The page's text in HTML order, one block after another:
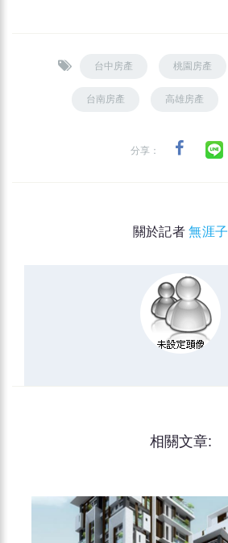
台中房產 桃園房產
台南房產 高雄房產
分享：
關於記者無涯子
相關文章: